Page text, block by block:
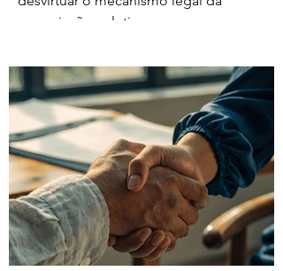
negociação coletiva ao convocar uma
organizações sindicais,
independentemente de terem requerido
negociação suplementar ou de já terem
manifestado acordo ou concordância
com o projeto de diploma. A negociação
suplementar existe para permitir o
prosseguimento das negociações
relativamente às matérias sobre as quais
subsiste desacordo. Foi es